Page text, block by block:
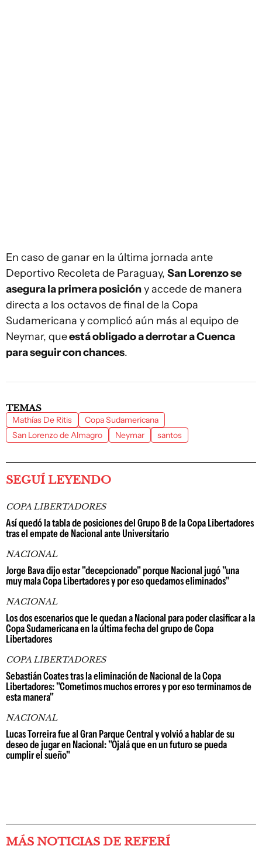
En caso de ganar en la última jornada ante
Deportivo Recoleta de Paraguay, San Lorenzo se
asegura la primera posicióny accede de manera
directa a los octavos de final de la Copa
Sudamericana y complicó aún más al equipo de
Neymar, queestá obligado a derrotar a Cuenca
para seguir con chances.
TEMAS
Mathías De Ritis
Copa Sudamericana
San Lorenzo de Almagro
Neymar santos
SEGUÍ LEYENDO
COPA LIBERTADORES
Así quedó la tabla de posiciones del Grupo B de la Copa Libertadores
tras el empate de Nacional ante Universitario
NACIONAL
Jorge Bava dijo estar "decepcionado" porque Nacional jugó "una
muy mala Copa Libertadores y por eso quedamos eliminados"
NACIONAL
Los dos escenarios que le quedan a Nacional para poder clasificar a la
Copa Sudamericana en la última fecha del grupo de Copa
Libertadores
COPA LIBERTADORES
Sebastián Coates tras la eliminación de Nacional de la Copa
Libertadores: "Cometimos muchos errores y por eso terminamos de
esta manera"
NACIONAL
Lucas Torreira fue al Gran Parque Central y volvió a hablar de su
deseo de jugar en Nacional: "Ojalá que en un futuro se pueda
cumplir el sueño"
MÁS NOTICIAS DE REFERÍ